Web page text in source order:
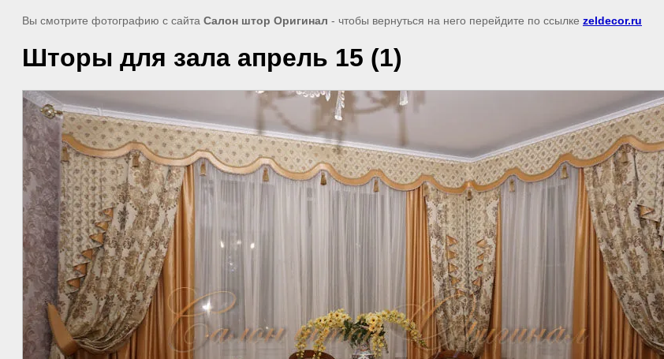
Вы смотрите фотографию с сайта Салон штор Оригинал - чтобы вернуться на него перейдите по ссылке zeldecor.ru
Шторы для зала апрель 15 (1)